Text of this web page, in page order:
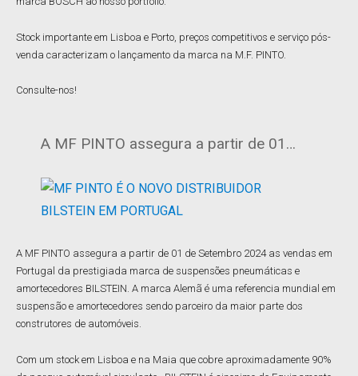
Stock importante em Lisboa e Porto, preços competitivos e serviço pós-
venda caracterizam o lançamento da marca na M.F. PINTO.
Consulte-nos!
A MF PINTO assegura a partir de 01…
A MF PINTO assegura a partir de 01 de Setembro 2024 as vendas em
Portugal da prestigiada marca de suspensões pneumáticas e
amortecedores BILSTEIN. A marca Alemã é uma referencia mundial em
suspensão e amortecedores sendo parceiro da maior parte dos
construtores de automóveis.
Com um stock em Lisboa e na Maia que cobre aproximadamente 90%